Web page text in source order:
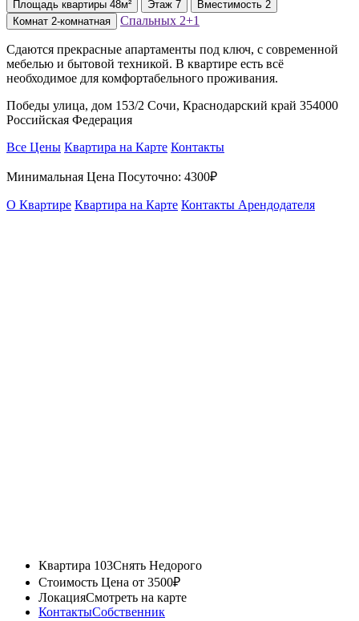
Площадь квартиры 48м² Этаж 7 Вместимость 2
Комнат 2-комнатная Спальных 2+1
Сдаются прекрасные апартаменты под ключ, с современной
мебелью и бытовой техникой. В квартире есть всё
необходимое для комфортабельного проживания.
Победы улица, дом 153/2 Сочи, Краснодарский край 354000
Российская Федерация
Все Цены Квартира на Карте Контакты
Минимальная Цена Посуточно: 4300₽
О Квартире Квартира на Карте Контакты Арендодателя
Квартира 103Снять Недорого
Стоимость Цена от 3500₽
ЛокацияСмотреть на карте
КонтактыСобственник